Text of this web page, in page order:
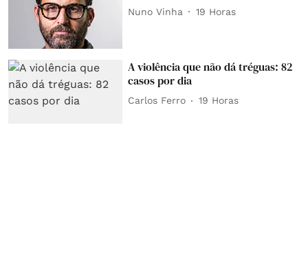
Nuno Vinha 19 Horas
A violência que não dá tréguas: 82
casos por dia
Carlos Ferro 19 Horas